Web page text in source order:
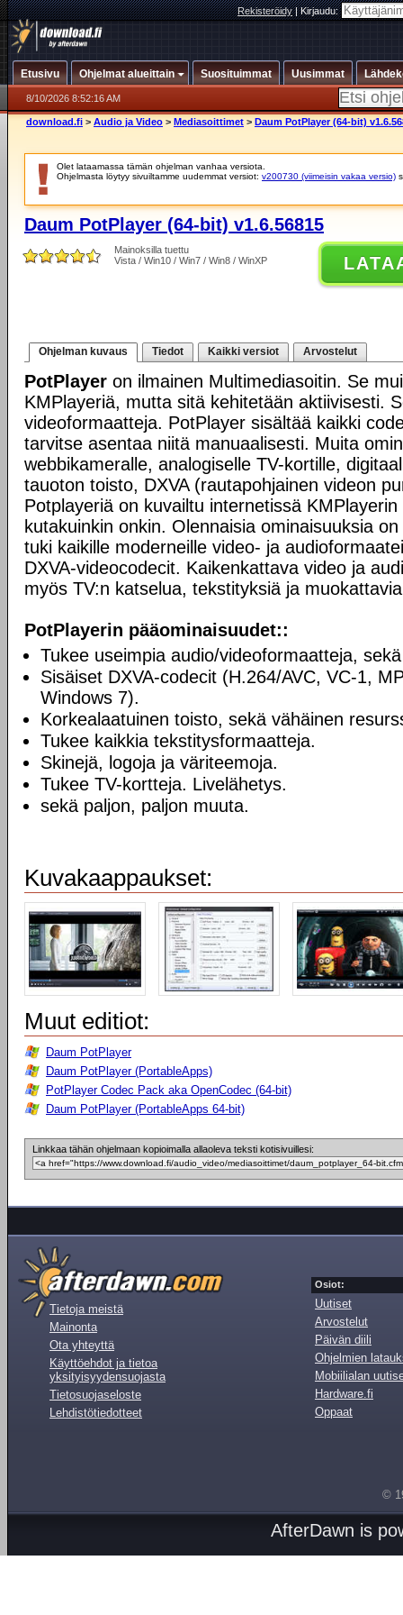
Rekisteröidy|Kirjaudu:
Etusivu Ohjelmat alueittain Suosituimmat Uusimmat
8/10/2026 8:52:16 AM
download.fi > Audio ja Video > Mediasoittimet > Daum PotPlayer (64-bit)
Olet lataamassa tämän ohjelman vanhaa versiota.
Ohjelmasta löytyy sivuiltamme uudemmat versiot: v200730 (viimeisin vakaa versio)
Daum PotPlayer (64-bit) v1.6.56815
Mainoksilla tuettu
Vista / Win10 / Win7 / Win8 / WinXP
Ohjelman kuvaus Tiedot Kaikki versiot Arvostelut
PotPlayer on ilmainen Multimediasoitin. Se
KMPlayeriä, mutta sitä kehitetään aktiivisesti.
videoformaatteja. PotPlayer sisältää kaikki
tarvitse asentaa niitä manuaalisesti. Muita
webbikameralle, analogiselle TV-kortille,
tauoton toisto, DXVA (rautapohjainen videon
Potplayeriä on kuvailtu internetissä
kutakuinkin onkin. Olennaisia ominaisuuksia
tuki kaikille moderneille video- ja
DXVA-videocodecit. Kaikenkattava video ja
myös TV:n katselua, tekstityksiä ja
PotPlayerin pääominaisuudet::
Tukee useimpia audio/videoformaatteja,
Sisäiset DXVA-codecit (H.264/AVC, VC-1,
Windows 7).
Korkealaatuinen toisto, sekä vähäinen
Tukee kaikkia tekstitysformaatteja.
Skinejä, logoja ja väriteemoja.
Tukee TV-kortteja. Livelähetys.
sekä paljon, paljon muuta.
Kuvakaappaukset:
Muut editiot:
Daum PotPlayer
Daum PotPlayer (PortableApps)
PotPlayer Codec Pack aka OpenCodec (64-bit)
Daum PotPlayer (PortableApps 64-bit)
Linkkaa tähän ohjelmaan kopioimalla allaoleva teksti kotisivuillesi:
Tietoja meistä
Mainonta
Ota yhteyttä
Käyttöehdot ja tietoa
yksityisyydensuojasta
Tietosuojaseloste
Lehdistötiedotteet
Osiot:
Uutiset
Arvostelut
Päivän diili
Ohjelmien
Mobiilialan
Hardware.fi
Oppaat
©
AfterDawn is